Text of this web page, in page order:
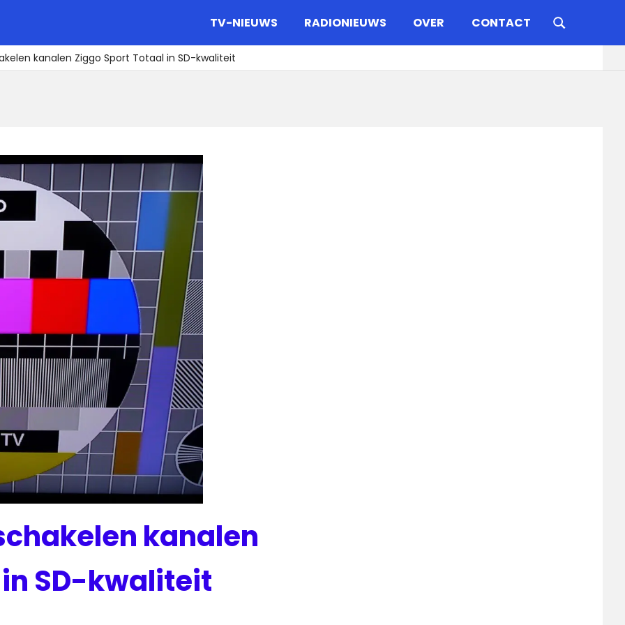
TV-NIEUWS RADIONIEUWS OVER CONTACT
kanalen Ziggo Sport Totaal in SD-kwaliteit
kanalen
SD-kwaliteit